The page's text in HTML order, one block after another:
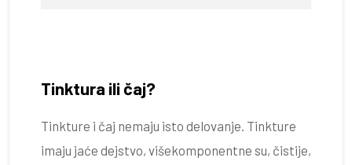
Tinktura ili čaj?
Tinkture i čaj nemaju isto delovanje. Tinkture
imaju jaće dejstvo, višekomponentne su, čistije,